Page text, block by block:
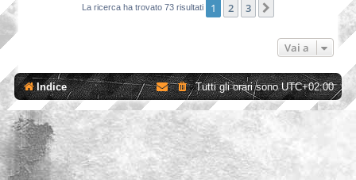
La ricerca ha trovato 73 risultati 1 2 3
Vai a
Indice Tutti gli orari sonoUTC+02:00